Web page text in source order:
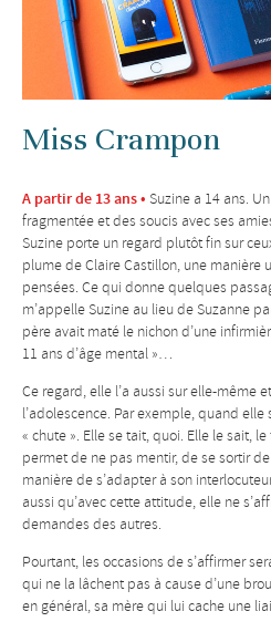
Miss Crampon
A partir de 13 ans • Suzine a 14 ans.
fragmentée et des soucis avec ses
Suzine porte un regard plutôt fin sur
plume de Claire Castillon, une manière
pensées. Ce qui donne quelques
m’appelle Suzine au lieu de Suzanne
père avait maté le nichon d’une
11 ans d’âge mental »…
Ce regard, elle l’a aussi sur elle-même
l’adolescence. Par exemple, quand
« chute ». Elle se tait, quoi. Elle le sait,
permet de ne pas mentir, de se sortir
manière de s’adapter à son
aussi qu’avec cette attitude, elle ne
demandes des autres.
Pourtant, les occasions de s’affirmer
qui ne la lâchent pas à cause d’une
en général, sa mère qui lui cache une